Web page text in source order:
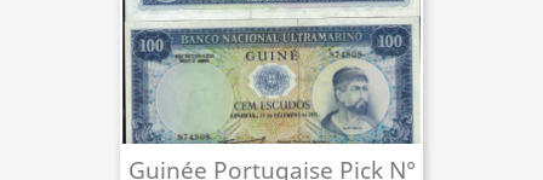
Guinée Portugaise Pick N°